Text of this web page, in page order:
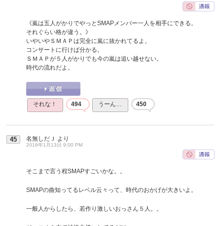
《嵐は五人がかりでやっとSMAPメンバー一人を相手にできる。
それぐらい格が違う。》
いやいやＳＭＡＰは完全に嵐に抜かれてるよ。
コンサートに行けば分かる。
ＳＭＡＰが５人がかりでも今の嵐は追い越せない。
時代の流れだよ。
それな！ 494 うーん… 450
45 名無しだＪ より
2016年1月13日 9:00 PM
そこまで言う程SMAPすごいかな。。
SMAPの曲知ってるレベル云々って、時代のおかげが大きいよ。
一般人からしたら、若作り激しいおっさん５人。。